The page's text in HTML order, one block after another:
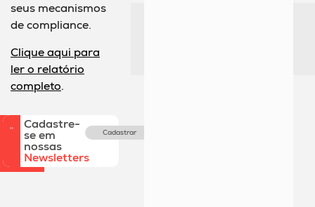
seus mecanismos
de compliance.
Clique aqui para
ler o relatório
completo.
Cadastre-
se em
nossas
Newsletters
Cadastrar